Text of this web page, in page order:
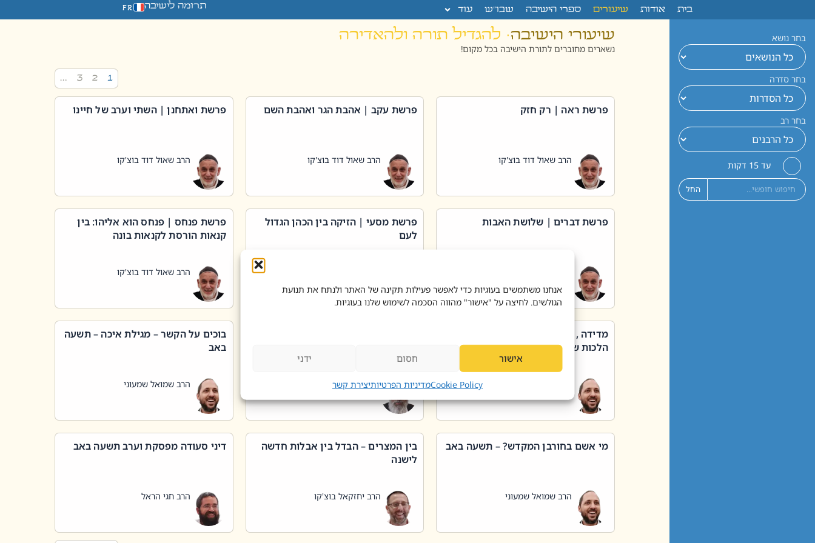
אנחנו משתמשים בעוגיות כדי לאפשר פעילות תקינה של האתר ולנתח את תנועת
הגולשים. לחיצה על "אישור" מהווה הסכמה לשימוש שלנו בעוגיות.
אישור חסום ידני
Cookie Policyמדיניות הפרטיותיצירת קשר
בית אודות שיעורים ספרי הישיבה שבו”ש עוד תרומה לישיבה FR
בחר נושא
בחר סדרה
בחר רב
עד 15 דקות
החל
שיעורי הישיבה· להגדיל תורה ולהאדירה
נשארים מחוברים לתורת הישיבה בכל מקום!
1
2
3
…
פרשת ראה | רק חזק
הרב שאול דוד בוצ'קו
פרשת עקב | אהבת הגר ואהבת השם
הרב שאול דוד בוצ'קו
פרשת ואתחנן | השתי וערב של חיינו
הרב שאול דוד בוצ'קו
פרשת דברים | שלושת האבות
פרשת מסעי | הזיקה בין הכהן הגדול
לעם
פרשת פנחס | פנחס הוא אליהו: בין
קנאות הורסת לקנאות בונה
הרב שאול דוד בוצ'קו
מדידה , קניה , שטיפת כלים בשבת –
הלכות שבת – סימן שכג
הרב יאיר בידני
בוכים על הקשר – מגילת איכה – תשעה
באב
הרב שמואל שמעוני
מי אשם בחורבן המקדש? – תשעה באב
הרב שמואל שמעוני
בין המצרים – הבדל בין אבלות חדשה
לישנה
הרב יחזקאל בוצ'קו
דיני סעודה מפסקת וערב תשעה באב
הרב חגי הראל